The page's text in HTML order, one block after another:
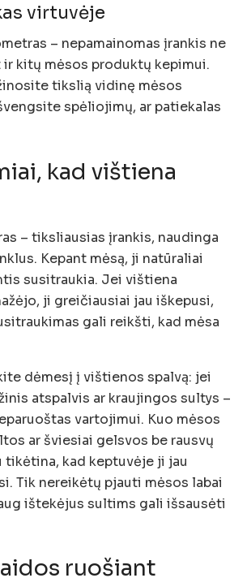
virtuvėje
– nepamainomas įrankis ne
kitų mėsos produktų kepimui.
tikslią vidinę mėsos
spėliojimų, ar patiekalas
kad vištiena
– tiksliausias įrankis, naudinga
Kepant mėsą, ji natūraliai
susitraukia. Jei vištiena
ji greičiausiai jau iškepusi,
gali reikšti, kad mėsa
dėmesį į vištienos spalvą: jei
atspalvis ar kraujingos sultys –
vartojimui. Kuo mėsos
ar šviesiai gelsvos be rausvų
tikėtina, kad keptuvėje ji jau
Tik nereikėtų pjauti mėsos labai
ištekėjus sultims gali išsausėti
ruošiant